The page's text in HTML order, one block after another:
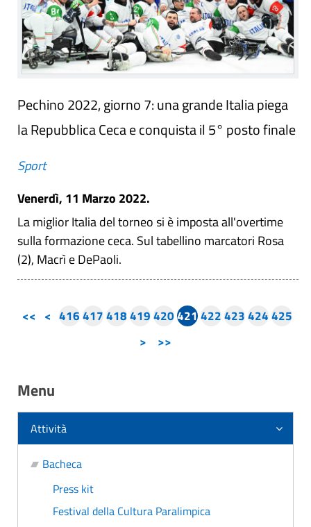
Pechino 2022, giorno 7: una grande Italia piega
la Repubblica Ceca e conquista il 5° posto finale
Sport
Venerdì, 11 Marzo 2022.
La miglior Italia del torneo si è imposta all'overtime
sulla formazione ceca. Sul tabellino marcatori Rosa
(2), Macrì e DePaoli.
<< < 416417418419420421422423424425
>
>>
Menu
Attività
Bacheca
Press kit
Festival della Cultura Paralimpica